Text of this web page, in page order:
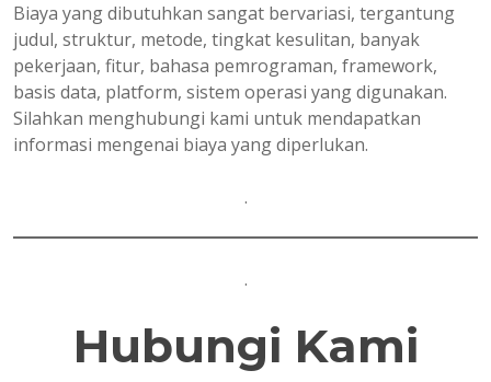
Biaya yang dibutuhkan sangat bervariasi, tergantung
judul, struktur, metode, tingkat kesulitan, banyak
pekerjaan, fitur, bahasa pemrograman, framework,
basis data, platform, sistem operasi yang digunakan.
Silahkan menghubungi kami untuk mendapatkan
informasi mengenai biaya yang diperlukan.
.
.
Hubungi Kami